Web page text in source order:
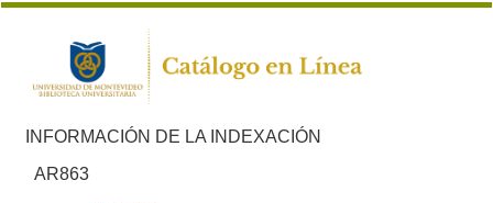
INFORMACIÓN DE LA INDEXACIÓN
AR863